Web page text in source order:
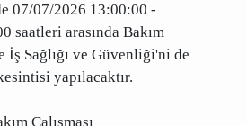
ÇÜRÜK
07/07/2026 13:00:00 -
saatleri arasında Bakım
İş Sağlığı ve Güvenliği'ni de